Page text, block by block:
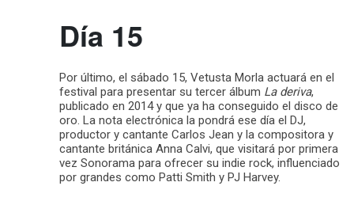
Día 15
Por último, el sábado 15, Vetusta Morla actuará en el
festival para presentar su tercer álbum La deriva,
publicado en 2014 y que ya ha conseguido el disco de
oro. La nota electrónica la pondrá ese día el DJ,
productor y cantante Carlos Jean y la compositora y
cantante británica Anna Calvi, que visitará por primera
vez Sonorama para ofrecer su indie rock, influenciado
por grandes como Patti Smith y PJ Harvey.